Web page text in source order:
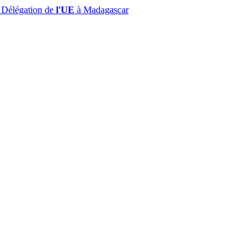
Délégation de l'UE à Madagascar